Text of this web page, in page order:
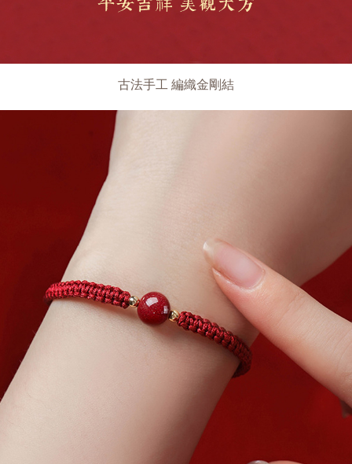
古法手工 編織金剛結